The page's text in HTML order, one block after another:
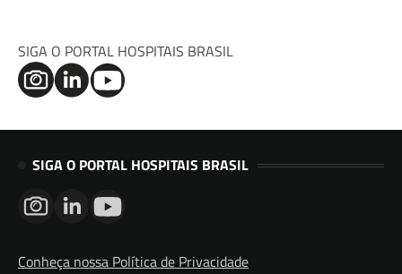
SIGA O PORTAL HOSPITAIS BRASIL
SIGA O PORTAL HOSPITAIS BRASIL
Conheça nossa Política de Privacidade